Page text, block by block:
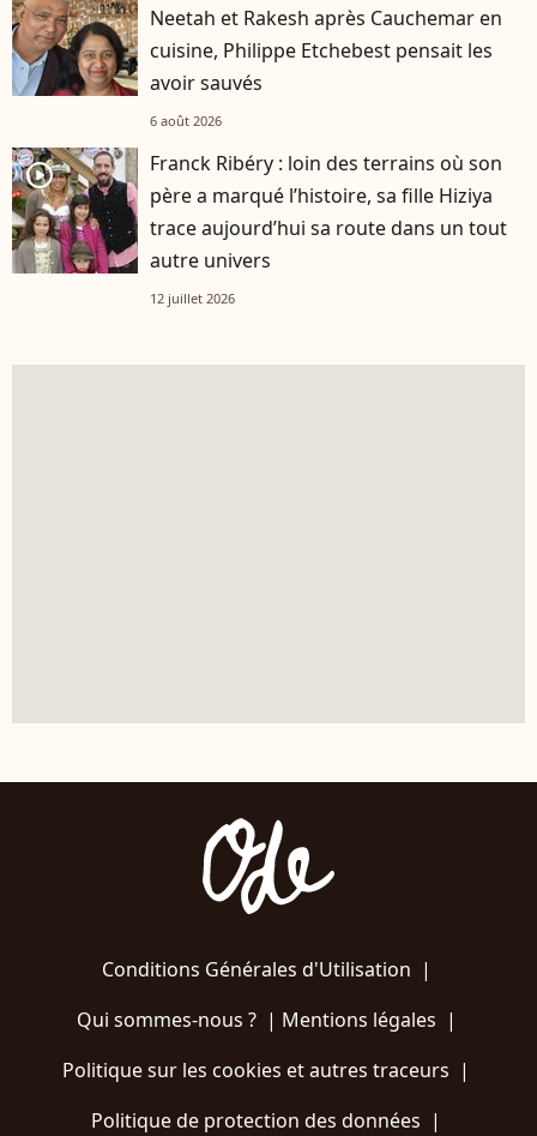
Neetah et Rakesh après Cauchemar en
cuisine, Philippe Etchebest pensait les
avoir sauvés
6 août 2026
player2
Franck Ribéry : loin des terrains où son
père a marqué l’histoire, sa fille Hiziya
trace aujourd’hui sa route dans un tout
autre univers
12 juillet 2026
Conditions Générales d'Utilisation |
Qui sommes-nous ?| Mentions légales |
Politique sur les cookies et autres traceurs |
Politique de protection des données |